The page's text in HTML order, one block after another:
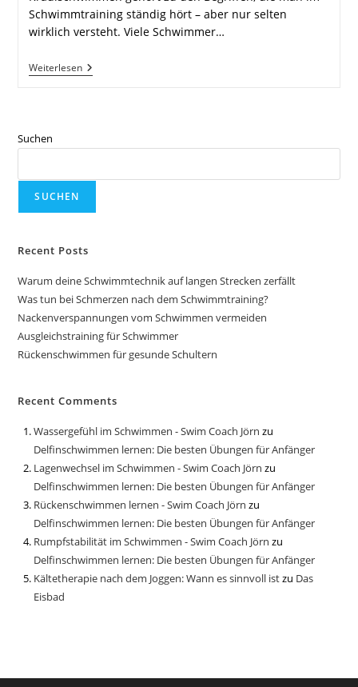
Schwimmtraining ständig hört – aber nur selten
wirklich versteht. Viele Schwimmer…
WeiterlesenHoher
Ellbogen
Suchen
SUCHEN
Recent Posts
Warum deine Schwimmtechnik auf langen Strecken zerfällt
Was tun bei Schmerzen nach dem Schwimmtraining?
Nackenverspannungen vom Schwimmen vermeiden
Ausgleichstraining für Schwimmer
Rückenschwimmen für gesunde Schultern
Recent Comments
Wassergefühl im Schwimmen - Swim Coach Jörn zu
Delfinschwimmen lernen: Die besten Übungen für Anfänger
Lagenwechsel im Schwimmen - Swim Coach Jörn zu
Delfinschwimmen lernen: Die besten Übungen für Anfänger
Rückenschwimmen lernen - Swim Coach Jörn zu
Delfinschwimmen lernen: Die besten Übungen für Anfänger
Rumpfstabilität im Schwimmen - Swim Coach Jörn zu
Delfinschwimmen lernen: Die besten Übungen für Anfänger
Kältetherapie nach dem Joggen: Wann es sinnvoll istzu Das
Eisbad